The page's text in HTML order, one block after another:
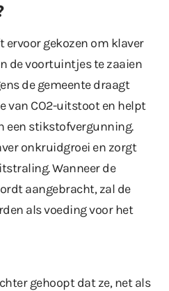
ervoor gekozen om klaver
de voortuintjes te zaaien
de gemeente draagt
van CO2-uitstoot en helpt
een stikstofvergunning.
onkruidgroei en zorgt
Wanneer de
aangebracht, zal de
als voeding voor het
gehoopt dat ze, net als